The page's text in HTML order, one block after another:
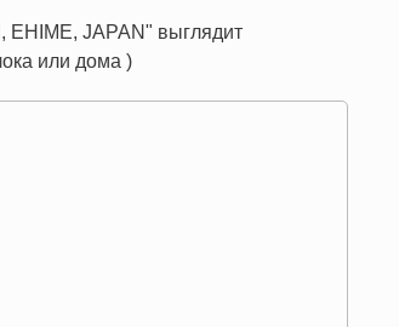
EHIME, JAPAN" выглядит
или дома )